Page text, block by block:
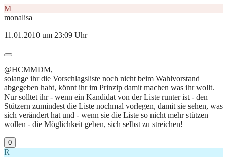
M
monalisa
11.01.2010 um 23:09 Uhr
@HCMMDM,
solange ihr die Vorschlagsliste noch nicht beim Wahlvorstand
abgegeben habt, könnt ihr im Prinzip damit machen was ihr wollt.
Nur solltet ihr - wenn ein Kandidat von der Liste runter ist - den
Stützern zumindest die Liste nochmal vorlegen, damit sie sehen, was
sich verändert hat und - wenn sie die Liste so nicht mehr stützen
wollen - die Möglichkeit geben, sich selbst zu streichen!
0
R